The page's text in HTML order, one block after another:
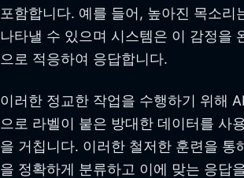
포함합니다. 예를 들어, 높아진 목소리
나타낼 수 있으며 시스템은 이 감정을
으로 적응하여 응답합니다.
이러한 정교한 작업을 수행하기 위해
으로 라벨이 붙은 방대한 데이터를 사
을 거칩니다. 이러한 철저한 훈련을 통
을 정확하게 분류하고 이에 맞는 응답